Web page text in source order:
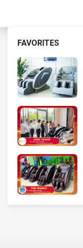
FAVORITES